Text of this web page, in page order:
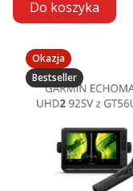
Do koszyka
Okazja
Bestseller